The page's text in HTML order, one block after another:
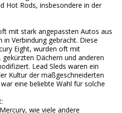
Hot Rods, insbesondere in der
mit stark angepassten Autos aus
in Verbindung gebracht. Diese
Eight, wurden oft mit
Dächern und anderen
Lead Sleds waren ein
Kultur der maßgeschneiderten
eine beliebte Wahl für solche
wie viele andere